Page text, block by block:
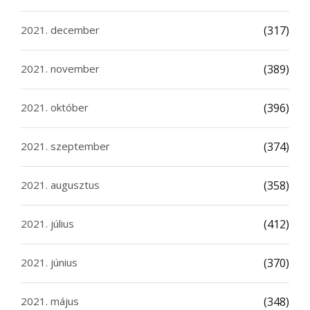
2021. december (317)
2021. november (389)
2021. október (396)
2021. szeptember (374)
2021. augusztus (358)
2021. július (412)
2021. június (370)
2021. május (348)